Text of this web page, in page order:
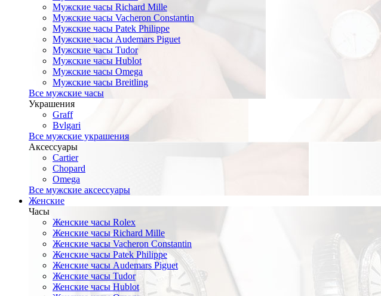
Мужские часы Richard Mille
Мужские часы Vacheron Constantin
Мужские часы Patek Philippe
Мужские часы Audemars Piguet
Мужские часы Tudor
Мужские часы Hublot
Мужские часы Omega
Мужские часы Breitling
Все мужские часы
Украшения
Graff
Bvlgari
Все мужские украшения
Аксессуары
Cartier
Chopard
Omega
Все мужские аксессуары
Женские
Часы
Женские часы Rolex
Женские часы Richard Mille
Женские часы Vacheron Constantin
Женские часы Patek Philippe
Женские часы Audemars Piguet
Женские часы Tudor
Женские часы Hublot